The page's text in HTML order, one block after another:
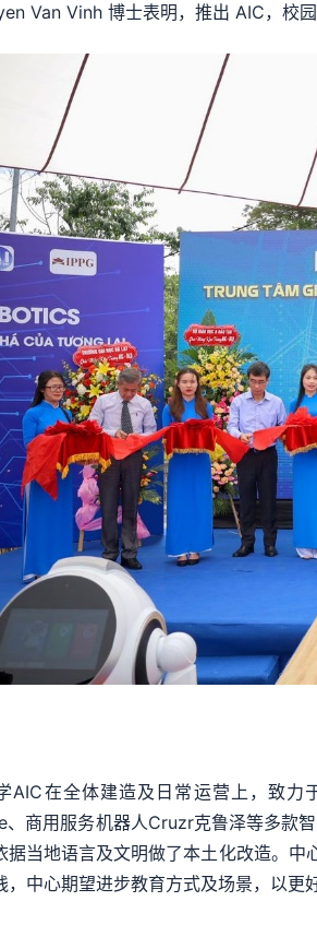
Van Vinh 博士表明，推出 AIC，校
AIC在全体建造及日常运营上，致
、商用服务机器人Cruzr克鲁泽等多款
据当地语言及文明做了本土化改造。
，中心期望进步教育方式及场景，以更